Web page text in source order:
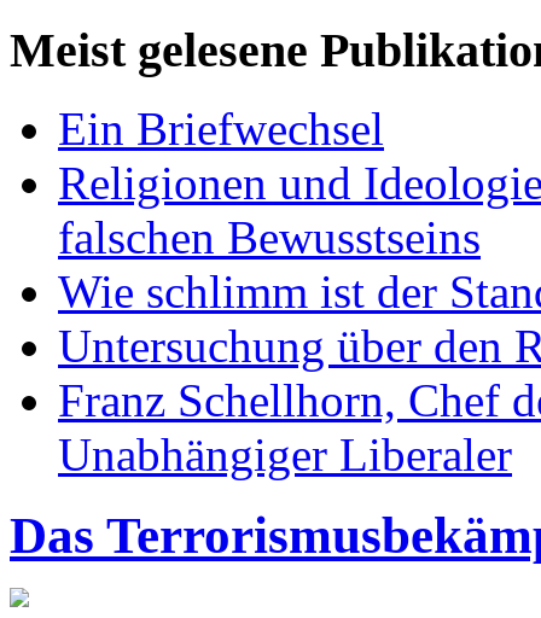
Meist gelesene
Ein Briefwechsel
Religionen und
falschen Bewusstseins
Wie schlimm ist der
Untersuchung über den
Franz Schellhorn, Chef
Unabhängiger Liberaler
Das